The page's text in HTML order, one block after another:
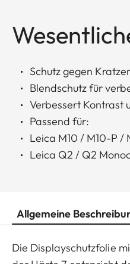
Schutz gegen
Blendschutz für
Verbessert Kontrast
Passend für:
Leica M10 / M10-P /
Leica Q2 / Q2
Allgemeine
Die Displayschutzfolie